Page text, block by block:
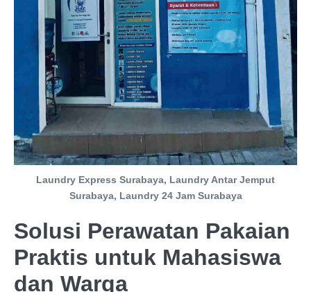
Laundry Express Surabaya, Laundry Antar Jemput
Surabaya, Laundry 24 Jam Surabaya
Solusi Perawatan Pakaian
Praktis untuk Mahasiswa
dan Warga